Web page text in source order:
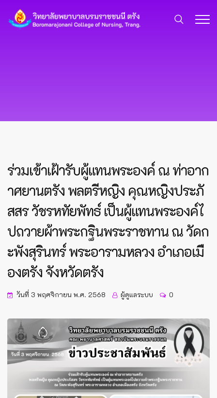
ร่วมเข้าเฝ้ารับผู้แทนพระองค์ ณ ท่าอาก
าศยานตรัง พลตรีหญิง คุณหญิงประภั
สสร วัชรหทัยพัทธ์ เป็นผู้แทนพระองค์ไ
ปถวายผ้าพระกฐินพระราชทาน ณ วัดก
ะพังสุรินทร์ พระอารามหลวง อำเภอเมื
องตรัง จังหวัดตรัง
วันที่ 3 พฤศจิกายน พ.ศ. 2568 ผู้ดูแลระบบ 0